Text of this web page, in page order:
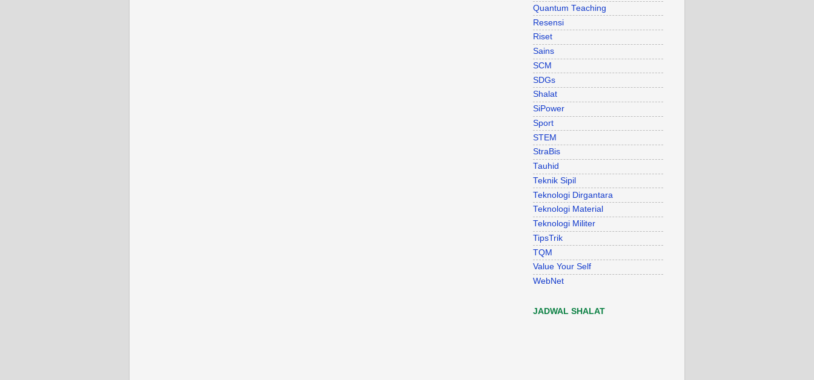
Quantum Teaching
Resensi
Riset
Sains
SCM
SDGs
Shalat
SiPower
Sport
STEM
StraBis
Tauhid
Teknik Sipil
Teknologi Dirgantara
Teknologi Material
Teknologi Militer
TipsTrik
TQM
Value Your Self
WebNet
JADWAL SHALAT